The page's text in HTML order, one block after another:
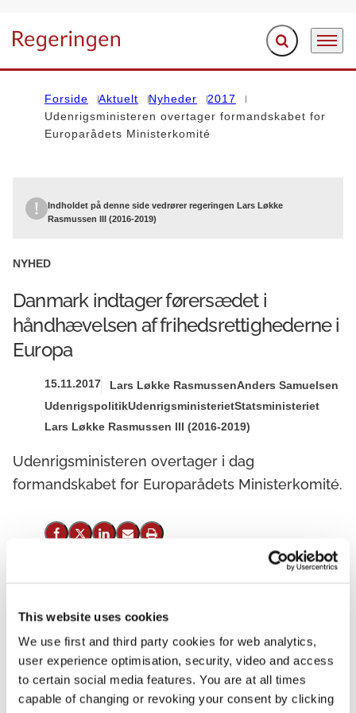
This website uses cookies
We use first and third party cookies for web analytics,
user experience optimisation, security, video and access
to certain social media features. You are at all times
capable of changing or revoking your consent by clicking
Gå til forsiden Fold søgefelt ud
Menu
Forside Aktuelt Nyheder
2017
Udenrigsministeren overtager formandskabet for
Europarådets Ministerkomité
Indholdet på denne side vedrører regeringen Lars Løkke
Rasmussen III (2016-2019)
NYHED
Danmark indtager førersædet i
håndhævelsen af frihedsrettighederne i
Europa
15.11.2017 Lars Løkke RasmussenAnders Samuelsen
UdenrigspolitikUdenrigsministerietStatsministeriet
Lars Løkke Rasmussen III (2016-2019)
Udenrigsministeren overtager i dag
formandskabet for Europarådets Ministerkomité.
Del på Facebook
Del på X (Twitter)
Del på LinkedIn
Send email
Print
møde i Strasbourg formandskabet for Europarådets
Ministerkomité. Danmark vil frem til 18. maj 2018 lede
arbejdet i komitéen. Udenrigsministeren vil på mødet
præsentere Danmarks formandskabsprogram og
prioriteter. Mødet vil bl.a. have deltagelse af